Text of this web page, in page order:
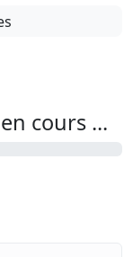
cours ...